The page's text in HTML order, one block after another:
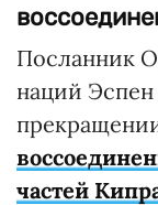
Посланник
наций
частей